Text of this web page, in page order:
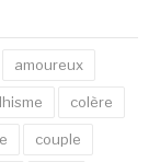
amoureux
colère
couple